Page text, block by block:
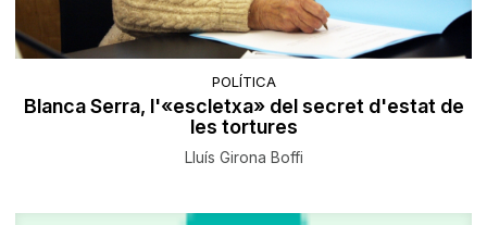
POLÍTICA
Blanca Serra, l'«escletxa» del secret d'estat de
les tortures
Lluís Girona Boffi